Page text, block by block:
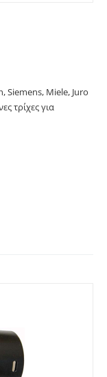
Siemens, Miele, Juro
τρίχες για